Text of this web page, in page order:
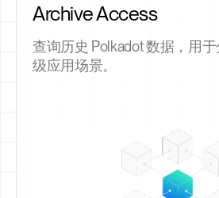
Archive Access
查询历史 Polkadot 数据，用
级应用场景。